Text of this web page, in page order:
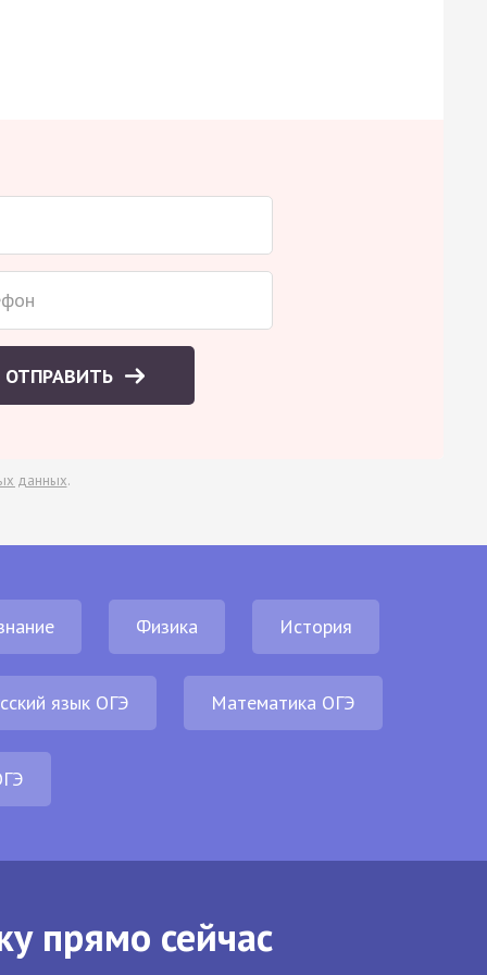
ОТПРАВИТЬ
данных.
Физика История
язык ОГЭ Математика ОГЭ
прямо сейчас